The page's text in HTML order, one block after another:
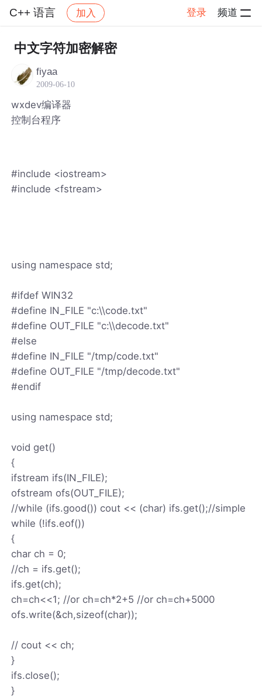
C++ 语言 加入 登录 频道
社区 C++ 语言 帖子详情
中文字符加密解密
fiyaa
2009-06-10
wxdev编译器
控制台程序
#include <iostream>
#include <fstream>
using namespace std;
#ifdef WIN32
#define IN_FILE "c:\\code.txt"
#define OUT_FILE "c:\\decode.txt"
#else
#define IN_FILE "/tmp/code.txt"
#define OUT_FILE "/tmp/decode.txt"
#endif
using namespace std;
void get()
{
ifstream ifs(IN_FILE);
ofstream ofs(OUT_FILE);
//while (ifs.good()) cout << (char) ifs.get();//simple
while (!ifs.eof())
{
char ch = 0;
//ch = ifs.get();
ifs.get(ch);
ch=ch<<1; //or ch=ch*2+5 //or ch=ch+5000
ofs.write(&ch,sizeof(char));
// cout << ch;
}
ifs.close();
}